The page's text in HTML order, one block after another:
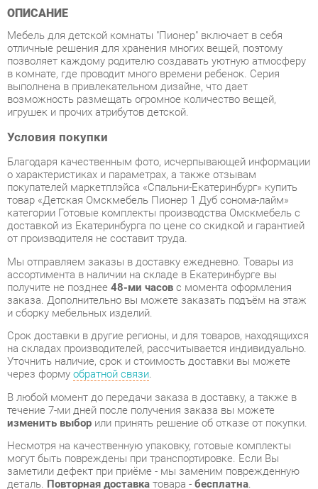
отличные решения для хранения многих вещей, поэтому
позволяет каждому родителю создавать уютную атмосферу
в комнате, где проводит много времени ребенок. Серия
выполнена в привлекательном дизайне, что дает
возможность размещать огромное количество вещей,
игрушек и прочих атрибутов детской.
Условия покупки
Благодаря качественным фото, исчерпывающей информации
покупателей маркетплэйса «Спальни-Екатеринбург» купить
категории Готовые комплекты производства Омскмебель с
доставкой из Екатеринбурга по цене со скидкой и гарантией
от производителя не составит труда.
Мы отправляем заказы в доставку ежедневно. Товары из
ассортимента в наличии на складе в Екатеринбурге вы
получите не позднее48-ми часовс момента оформления
и сборку мебельных изделий.
Срок доставки в другие регионы, и для товаров, находящихся
на складах производителей, рассчитывается индивидуально.
Уточнить наличие, срок и стоимость доставки вы можете
через формуобратной связи.
В любой момент до передачи заказа в доставку, а также в
течение 7-ми дней после получения заказа вы можете
изменить выборили принять решение об отказе от покупки.
могут быть повреждены при транспортировке. Если Вы
заметили дефект при приёме - мы заменим поврежденную
деталь.Повторная доставкатовара -бесплатна.
На всю мебель категории Готовые комплекты
распространяетсягарантия 1 год, а на некоторые модели – 2
года с момента приобретения.